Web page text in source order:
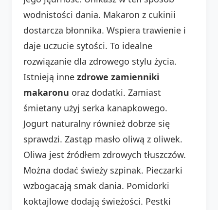
wodnistości dania. Makaron z cukinii
dostarcza błonnika. Wspiera trawienie i
daje uczucie sytości. To idealne
rozwiązanie dla zdrowego stylu życia.
Istnieją inne zdrowe zamienniki
makaronu oraz dodatki. Zamiast
śmietany użyj serka kanapkowego.
Jogurt naturalny również dobrze się
sprawdzi. Zastąp masło oliwą z oliwek.
Oliwa jest źródłem zdrowych tłuszczów.
Można dodać świeży szpinak. Pieczarki
wzbogacają smak dania. Pomidorki
koktajlowe dodają świeżości. Pestki